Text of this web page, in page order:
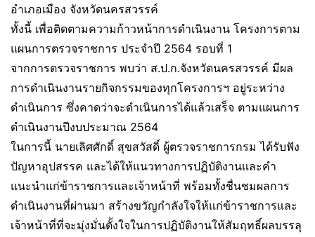
อำเภอเมือง จังหวัดนครสวรรค์
ทั้งนี้ เพื่อติดตามความก้าวหน้าการดำเนินงาน โครงการตาม
แผนการตรวจราชการ ประจำปี 2564 รอบที่ 1
จากการตรวจราชการ พบว่า ส.ป.ก.จังหวัดนครสวรรค์ มีผล
การดำเนินงานรายกิจกรรมของทุกโครงการฯ อยู่ระหว่าง
ดำเนินการ ซึ่งคาดว่าจะดำเนินการได้แล้วเสร็จ ตามแผนการ
ดำเนินงานปีงบประมาณ 2564
ในการนี้ นายเลิศศักดิ์ สุขสวัสดิ์ ผู้ตรวจราชการกรม ได้รับฟัง
ปัญหาอุปสรรค และได้ให้แนวทางการปฏิบัติงานและคำ
แนะนำแก่ข้าราชการและเจ้าหน้าที่ พร้อมทั้งชื่นชมผลการ
ดำเนินงานที่ผ่านมา สร้างขวัญกำลังใจให้แก่ข้าราชการและ
เจ้าหน้าที่ที่จะมุ่งมั่นตั้งใจในการปฏิบัติงานให้สัมฤทธิ์ผลบรรลุ